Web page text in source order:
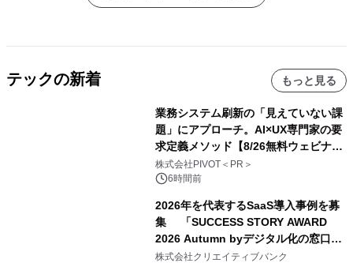
テックの新着 もっと見る
業務システム刷新の「見えていない課
題」にアプローチ。AI×UX専門家の要
求定義メソッド【8/26無料ウェビナ
ー】株式会社PIVOT
株式会社PIVOT＜PR＞
6時間前
2026年を代表するSaaS導入事例を募
集 「SUCCESS STORY AWARD
2026 Autumn byデジタル化の窓口」
開催
株式会社クリエイティブバンク